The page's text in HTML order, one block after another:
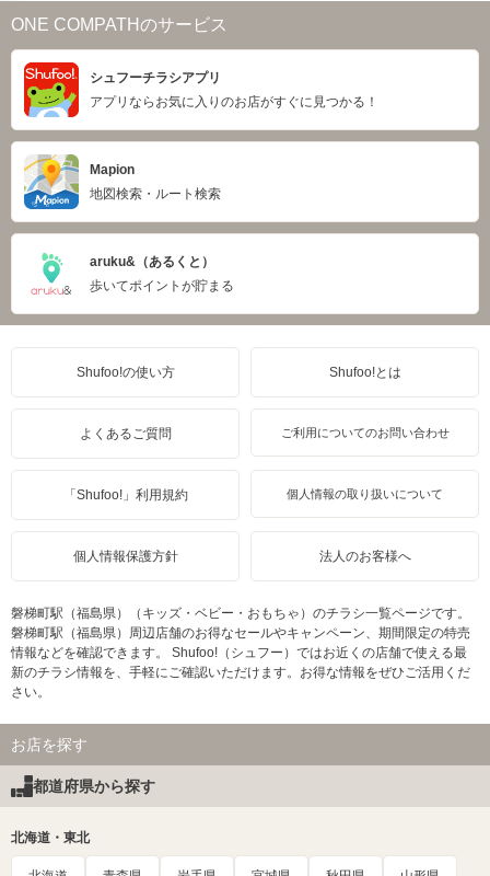
ONE COMPATHのサービス
シュフーチラシアプリ
アプリならお気に入りのお店がすぐに見つかる！
Mapion
地図検索・ルート検索
aruku&（あるくと）
歩いてポイントが貯まる
Shufoo!の使い方 Shufoo!とは
よくあるご質問 ご利用についてのお問い合わせ
「Shufoo!」利用規約 個人情報の取り扱いについて
個人情報保護方針 法人のお客様へ
磐梯町駅（福島県）（キッズ・ベビー・おもちゃ）のチラシ一覧ページです。
磐梯町駅（福島県）周辺店舗のお得なセールやキャンペーン、期間限定の特売
情報などを確認できます。 Shufoo!（シュフー）ではお近くの店舗で使える最
新のチラシ情報を、手軽にご確認いただけます。お得な情報をぜひご活用くだ
さい。
お店を探す
都道府県から探す
北海道・東北